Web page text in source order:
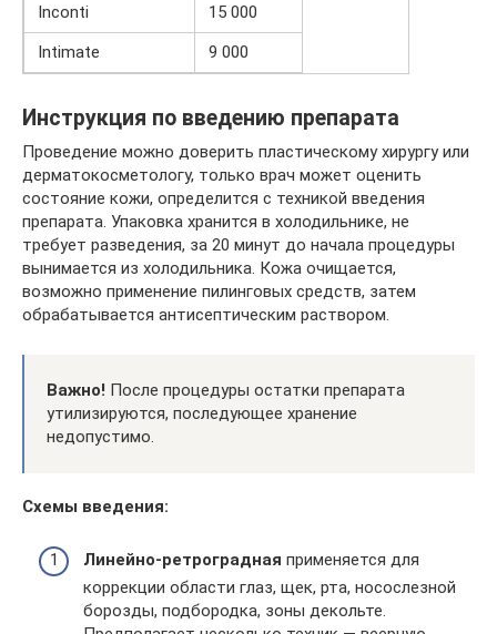
Inconti
15 000
Intimate
9 000
Инструкция по введению препарата
Проведение можно доверить пластическому хирургу или
дерматокосметологу, только врач может оценить
состояние кожи, определится с техникой введения
препарата. Упаковка хранится в холодильнике, не
требует разведения, за 20 минут до начала процедуры
вынимается из холодильника. Кожа очищается,
возможно применение пилинговых средств, затем
обрабатывается антисептическим раствором.
Важно! После процедуры остатки препарата
утилизируются, последующее хранение
недопустимо.
Схемы введения:
Линейно-ретроградная применяется для
коррекции области глаз, щек, рта, носослезной
борозды, подбородка, зоны декольте.